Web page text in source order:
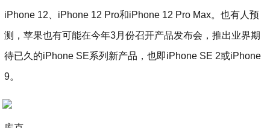
iPhone 12、iPhone 12 Pro和iPhone 12 Pro Max。也有人预
测，苹果也有可能在今年3月份召开产品发布会，推出业界期
待已久的iPhone SE系列新产品，也即iPhone SE 2或iPhone
9。